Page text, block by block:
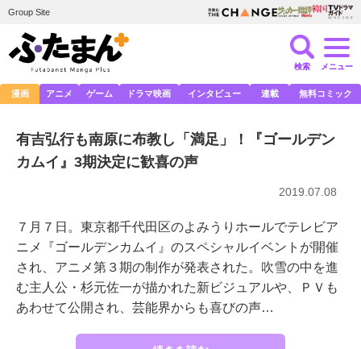
Group Site
検索 メニュー
漫画 アニメ ゲーム ドラマ映画 インタビュー 連載 無料コミック
有吉弘行も南原に布教し「満足」！『ゴールデン
カムイ』3期決定に歓喜の声
2019.07.08
７月７日。東京都千代田区のよみうりホールでテレビア
ニメ『ゴールデンカムイ』のスペシャルイベントが開催
され、アニメ第３期の制作が発表された。吹雪の中を進
む主人公・杉元佐一が描かれた新ビジュアルや、ＰＶも
あわせて公開され、芸能界からも喜びの声…